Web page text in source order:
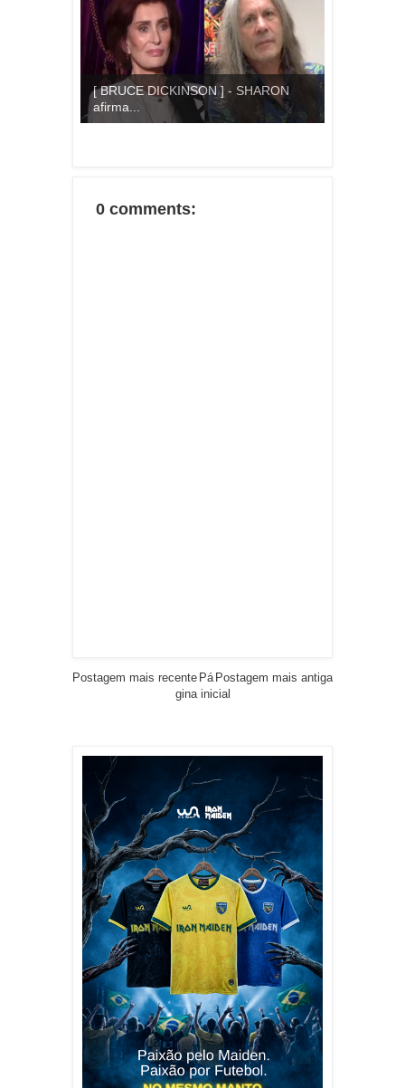
[ BRUCE DICKINSON ] - SHARON
afirma...
0 comments:
Postagem mais recente Postagem mais antiga
Pá
gina inicial